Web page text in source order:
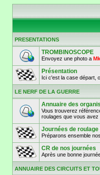
PRESENTATIONS
TROMBINOSCOPE
Envoyez une photo a
Présentation
Ici c'est la case départ,
LE NERF DE LA GUERRE
Annuaire des
Vous trouverez
roulages que vous avez
Journées de roulage
Préparons ensemble
CR de nos journées
Après une bonne
ANNUAIRE DES CIRCUITS ET